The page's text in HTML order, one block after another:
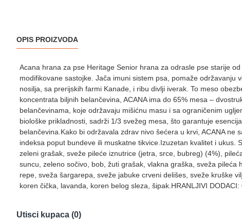
OPIS PROIZVODA
Acana hrana za pse Heritage Senior hrana za odrasle pse starije
modifikovane sastojke. Jača imuni sistem psa, pomaže
nosilja, sa prerijskih farmi Kanade, i ribu divlji iverak. To meso
koncentrata biljnih belančevina, ACANA ima do 65% mesa –
belančevinama, koje održavaju mišićnu masu i sa ograničenim
biološke prikladnosti, sadrži 1/3 svežeg mesa, što garantuje
belančevina.Kako bi održavala zdrav nivo šećera u krvi, ACANA
indeksa poput bundeve ili muskatne tikvice.Izuzetan kvalitet i
zeleni grašak, sveže pileće iznutrice (jetra, srce, bubreg) (4%),
suncu, zeleno sočivo, bob, žuti grašak, vlakna graška, sveža
repe, sveža šargarepa, sveže jabuke crveni delišes, sveže kruške
koren čička, lavanda, koren belog sleza, šipak.HRANLJIVI
Utisci kupaca (0)